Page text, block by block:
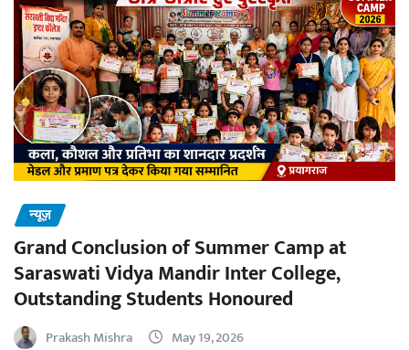
न्यूज़
Grand Conclusion of Summer Camp at
Saraswati Vidya Mandir Inter College,
Outstanding Students Honoured
Prakash Mishra May 19, 2026